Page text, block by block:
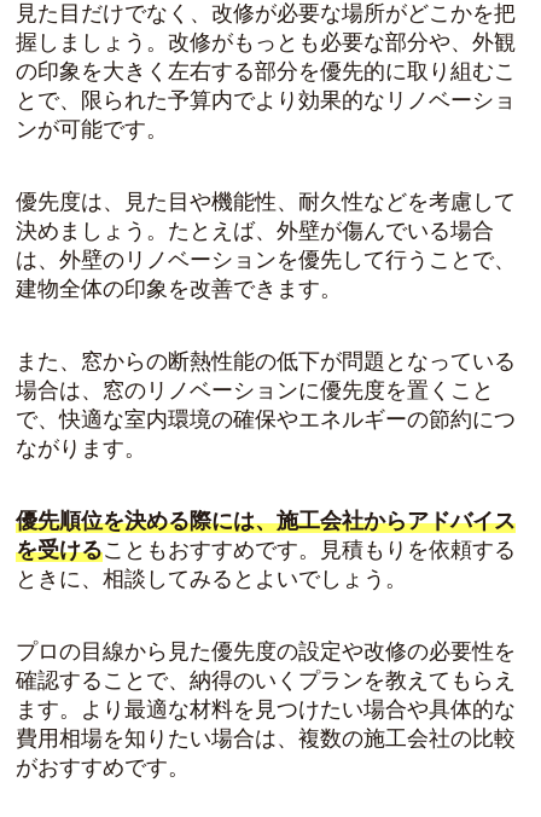
見た目だけでなく、改修が必要な場所がどこかを把
握しましょう。改修がもっとも必要な部分や、外観
の印象を大きく左右する部分を優先的に取り組むこ
とで、限られた予算内でより効果的なリノベーショ
ンが可能です。
優先度は、見た目や機能性、耐久性などを考慮して
決めましょう。たとえば、外壁が傷んでいる場合
は、外壁のリノベーションを優先して行うことで、
建物全体の印象を改善できます。
また、窓からの断熱性能の低下が問題となっている
場合は、窓のリノベーションに優先度を置くこと
で、快適な室内環境の確保やエネルギーの節約につ
ながります。
優先順位を決める際には、施工会社からアドバイス
を受けることもおすすめです。見積もりを依頼する
ときに、相談してみるとよいでしょう。
プロの目線から見た優先度の設定や改修の必要性を
確認することで、納得のいくプランを教えてもらえ
ます。より最適な材料を見つけたい場合や具体的な
費用相場を知りたい場合は、複数の施工会社の比較
がおすすめです。